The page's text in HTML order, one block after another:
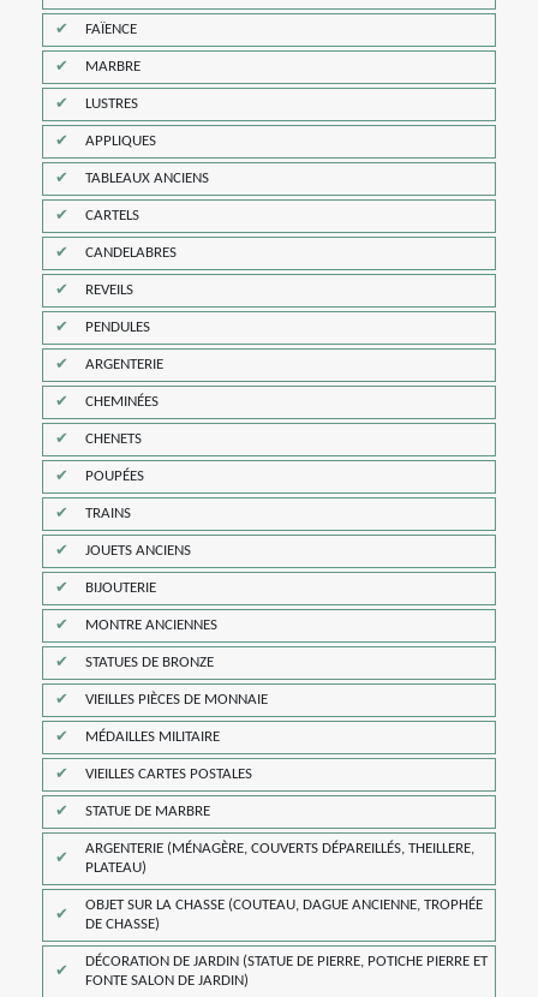
FAÏENCE
MARBRE
LUSTRES
APPLIQUES
TABLEAUX ANCIENS
CARTELS
CANDELABRES
REVEILS
PENDULES
ARGENTERIE
CHEMINÉES
CHENETS
POUPÉES
TRAINS
JOUETS ANCIENS
BIJOUTERIE
MONTRE ANCIENNES
STATUES DE BRONZE
VIEILLES PIÈCES DE MONNAIE
MÉDAILLES MILITAIRE
VIEILLES CARTES POSTALES
STATUE DE MARBRE
ARGENTERIE (MÉNAGÈRE, COUVERTS DÉPAREILLÉS, THEILLERE,
PLATEAU)
OBJET SUR LA CHASSE (COUTEAU, DAGUE ANCIENNE, TROPHÉE
DE CHASSE)
DÉCORATION DE JARDIN (STATUE DE PIERRE, POTICHE PIERRE ET
FONTE SALON DE JARDIN)